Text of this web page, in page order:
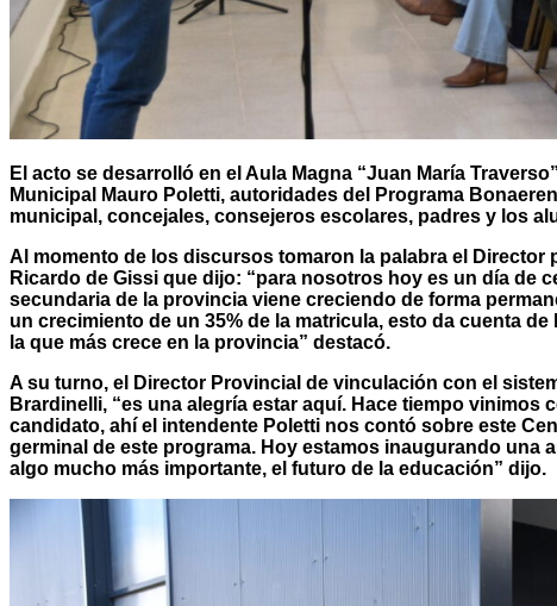
El acto se desarrolló en el Aula Magna “Juan María
Municipal Mauro Poletti, autoridades del Programa
municipal, concejales, consejeros escolares, padres y los
Al momento de los discursos tomaron la palabra el Director
Ricardo de Gissi que dijo: “para nosotros hoy es un día de
secundaria de la provincia viene creciendo de forma
un crecimiento de un 35% de la matricula, esto da cuenta
la que más crece en la provincia” destacó.
A su turno, el Director Provincial de vinculación con el
Brardinelli, “es una alegría estar aquí. Hace tiempo
candidato, ahí el intendente Poletti nos contó sobre este
germinal de este programa. Hoy estamos inaugurando una
algo mucho más importante, el futuro de la educación” dijo.